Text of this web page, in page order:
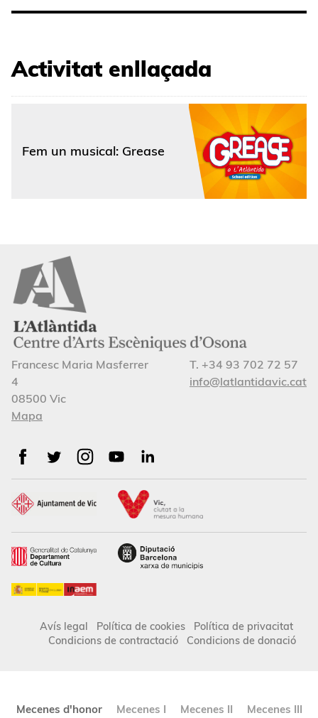
Activitat enllaçada
Fem un musical: Grease
Francesc Maria Masferrer
4
08500 Vic
Mapa
T. +34 93 702 72 57
info@latlantidavic.cat
Avís legal Política de cookies
Política de privacitat
Condicions de contractació
Condicions de donació
Mecenes d'honor Mecenes I Mecenes II Mecenes III